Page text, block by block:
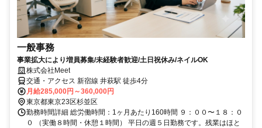
一般事務
事業拡大により増員募集/未経験者歓迎/土日祝休み/ネイルOK
株式会社Meet
交通・アクセス 新宿線 井萩駅 徒歩4分
月給285,000円～360,000円
東京都東京23区杉並区
勤務時間詳細 総労働時間：1ヶ月あたり160時間 ９：００〜１８：０
０ （実働８時間・休憩１時間） 平日の週５日勤務です。残業はほと